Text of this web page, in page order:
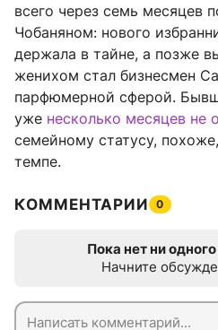
всего через семь месяцев
Чобаняном: нового
держала в тайне, а позже
женихом стал бизнесмен
парфюмерной сферой.
уже несколько месяцев не
семейному статусу,
темпе.
КОММЕНТАРИИ 0
Пока нет ни
Начните